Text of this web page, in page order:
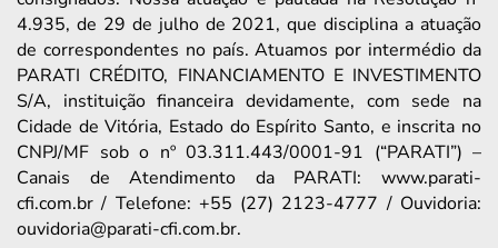
4.935, de 29 de julho de 2021, que disciplina a atuação
de correspondentes no país. Atuamos por intermédio da
PARATI CRÉDITO, FINANCIAMENTO E INVESTIMENTO
S/A, instituição financeira devidamente, com sede na
Cidade de Vitória, Estado do Espírito Santo, e inscrita no
CNPJ/MF sob o nº 03.311.443/0001-91 (“PARATI”) –
Canais de Atendimento da PARATI: www.parati-
cfi.com.br / Telefone: +55 (27) 2123-4777 / Ouvidoria:
ouvidoria@parati-cfi.com.br.